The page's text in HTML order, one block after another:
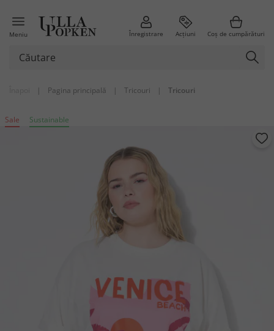
Meniu Înregistrare Acțiuni Coș de cumpărături
| Pagina principală | Tricouri | Tricouri
Sale Sustainable